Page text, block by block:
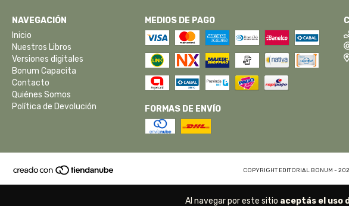
Al navegar por este sitio aceptás el uso
NAVEGACIÓN
Inicio
Nuestros Libros
Versiones digitales
Bonum Capacita
Contacto
Quiénes Somos
Política de Devolución
MEDIOS DE PAGO
FORMAS DE ENVÍO
COPYRIGHT EDITORIAL BONUM -